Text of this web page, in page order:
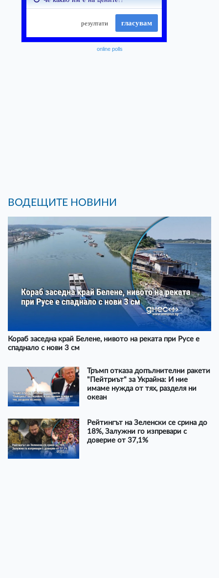
online polls
ВОДЕЩИТЕ НОВИНИ
Кораб заседна край Белене, нивото на реката при Русе е
спаднало с нови 3 см
Тръмп отказа допълнителни ракети
"Пейтриът" за Украйна: И ние
имаме нужда от тях, разделя ни
океан
Рейтингът на Зеленски се срина до
18%, Залужни го изпревари с
доверие от 37,1%